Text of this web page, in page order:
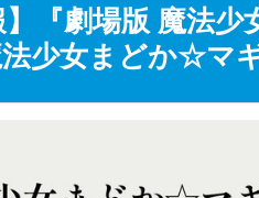
d
4
.
4
『劇場版 魔法
少女まどか☆マ